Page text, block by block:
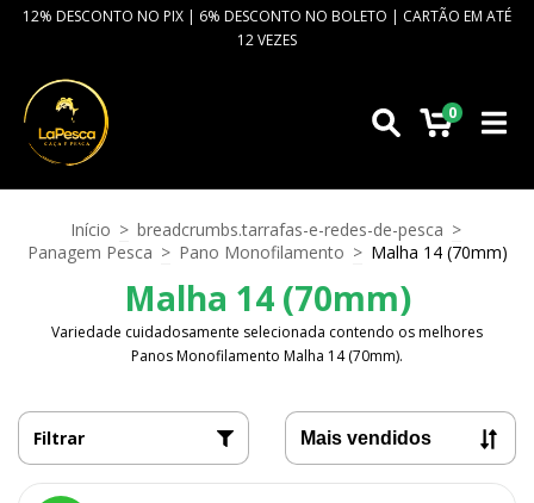
12% DESCONTO NO PIX | 6% DESCONTO NO BOLETO | CARTÃO EM ATÉ
12 VEZES
0
Início > breadcrumbs.tarrafas-e-redes-de-pesca >
Panagem Pesca > Pano Monofilamento > Malha 14 (70mm)
Malha 14 (70mm)
Variedade cuidadosamente selecionada contendo os melhores
Panos Monofilamento Malha 14 (70mm).
Filtrar